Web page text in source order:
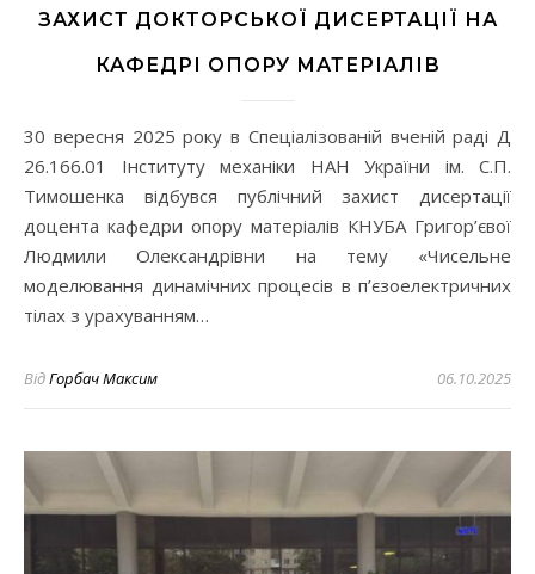
ЗАХИСТ ДОКТОРСЬКОЇ ДИСЕРТАЦІЇ НА
КАФЕДРІ ОПОРУ МАТЕРІАЛІВ
30 вересня 2025 року в Спеціалізованій вченій раді Д
26.166.01 Інституту механіки НАН України ім. С.П.
Тимошенка відбувся публічний захист дисертації
доцента кафедри опору матеріалів КНУБА Григор’євої
Людмили Олександрівни на тему «Чисельне
моделювання динамічних процесів в п’єзоелектричних
тілах з урахуванням…
ВідГорбач Максим 06.10.2025